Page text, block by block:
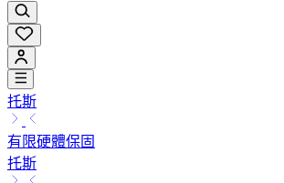
托斯
有限硬體保固
托斯